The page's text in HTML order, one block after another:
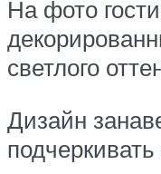
На фото
светлого
Дизайн